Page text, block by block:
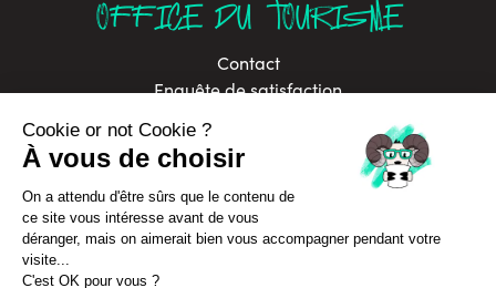
OFFICE DU TOURISME
Contact
Enquête de satisfaction
Offres d’emploi
In Annecy Mountains
Développement durable
Politique de confidentialité
Assurance Annulation Séjours